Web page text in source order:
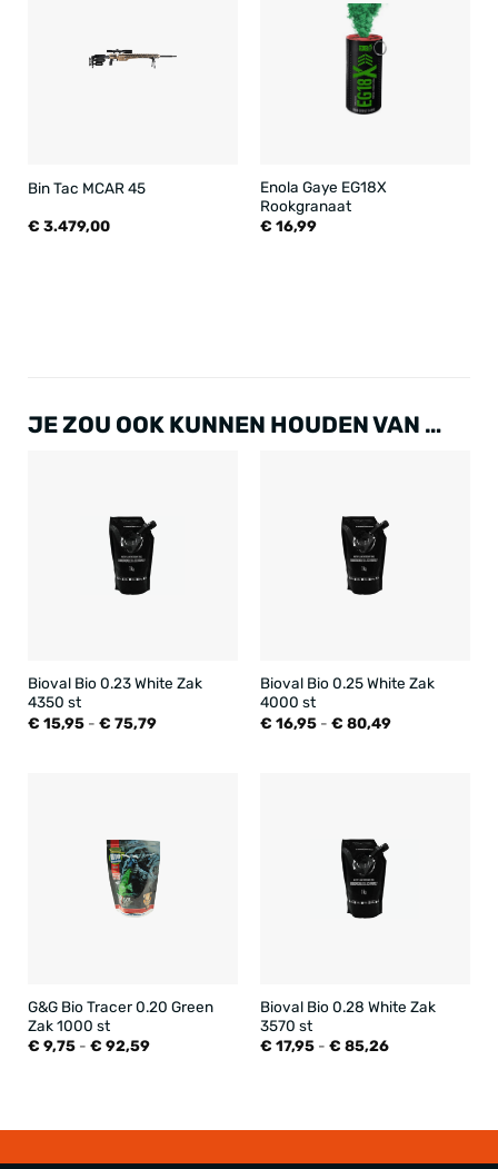
Bin Tac MCAR 45
€ 3.479,00
Enola Gaye EG18X
Rookgranaat
€ 16,99
JE ZOU OOK KUNNEN HOUDEN VAN …
Bioval Bio 0.23 White Zak
4350 st
€ 15,95 - € 75,79Prijsklasse:
Bioval Bio 0.25 White Zak
4000 st
€ 16,95 - € 80,49Prijsklasse:
G&G Bio Tracer 0.20 Green
Zak 1000 st
€ 9,75 - € 92,59Prijsklasse:
Bioval Bio 0.28 White Zak
3570 st
€ 17,95 - € 85,26Prijsklasse: